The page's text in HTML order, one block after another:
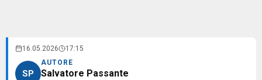
16.05.2026 17:15
SP
AUTORE
Salvatore Passante